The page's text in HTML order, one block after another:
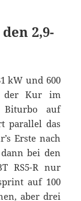
2,9-
kW und 600
der Kur im
auf
parallel das
Erste nach
bei den
RS5-R nur
auf 100
aber drei